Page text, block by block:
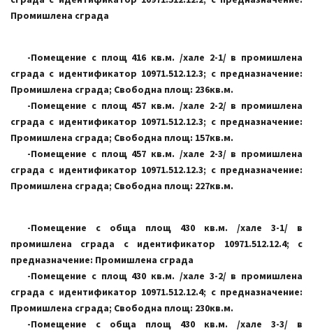
Промишлена сграда
-Помещение с площ 416 кв.м. /хале 2-1/ в промишлена
сграда с идентификатор 10971.512.12.3; с предназначение:
Промишлена сграда; Свободна площ: 236кв.м.
-Помещение с площ 457 кв.м. /хале 2-2/ в промишлена
сграда с идентификатор 10971.512.12.3; с предназначение:
Промишлена сграда; Свободна площ: 157кв.м.
-Помещение с площ 457 кв.м. /хале 2-3/ в промишлена
сграда с идентификатор 10971.512.12.3; с предназначение:
Промишлена сграда; Свободна площ: 227кв.м.
-Помещение с обща площ 430 кв.м. /хале 3-1/ в
промишлена сграда с идентификатор 10971.512.12.4; с
предназначение: Промишлена сграда
-Помещение с площ 430 кв.м. /хале 3-2/ в промишлена
сграда с идентификатор 10971.512.12.4; с предназначение:
Промишлена сграда; Свободна площ: 230кв.м.
-Помещение с обща площ 430 кв.м. /хале 3-3/ в